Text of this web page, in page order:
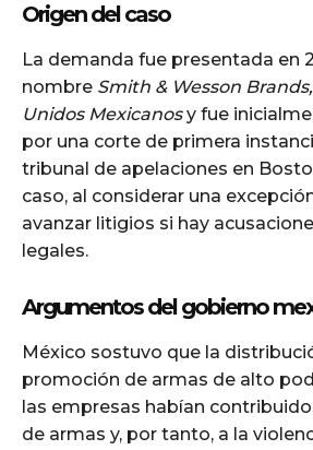
Origen del caso
La demanda fue presentada en
nombre Smith & Wesson
Unidos Mexicanosy fue
por una corte de primera
tribunal de apelaciones en
caso, al considerar una
avanzar litigios si hay
legales.
Argumentos del gobierno
México sostuvo que la
promoción de armas de alto
las empresas habían
de armas y, por tanto, a la